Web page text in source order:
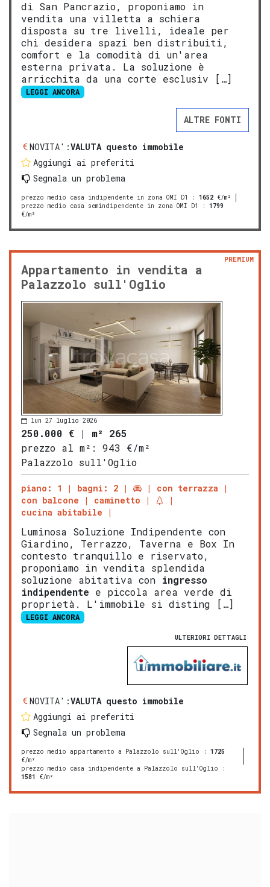
di San Pancrazio, proponiamo in
vendita una villetta a schiera
disposta su tre livelli, ideale per
chi desidera spazi ben distribuiti,
comfort e la comodità di un'area
esterna privata. La soluzione è
arricchita da una corte esclusiv […]
LEGGI ANCORA
ALTRE FONTI
NOVITA':VALUTA questo immobile
Aggiungi ai preferiti
Segnala un problema
prezzo medio casa indipendente in zona OMI D1 : 1652 €/m²
prezzo medio casa semindipendente in zona OMI D1
: 1799
€/m²
Appartamento in vendita a
Palazzolo sull'Oglio
PREMIUM
lun 27 luglio 2026
250.000 € | m² 265
prezzo al m²:
943 €/m²
Palazzolo sull'Oglio
piano: 1 bagni: 2
con terrazza
con balcone
caminetto
cucina abitabile
Luminosa Soluzione Indipendente con
Giardino, Terrazzo, Taverna e Box In
contesto tranquillo e riservato,
proponiamo in vendita splendida
soluzione abitativa con ingresso
indipendente e piccola area verde di
proprietà. L'immobile si disting […]
LEGGI ANCORA
ULTERIORI DETTAGLI
NOVITA':VALUTA questo immobile
Aggiungi ai preferiti
Segnala un problema
prezzo medio appartamento a Palazzolo sull'Oglio : 1725
€/m²
prezzo medio casa indipendente a Palazzolo sull'Oglio :
1581
€/m²